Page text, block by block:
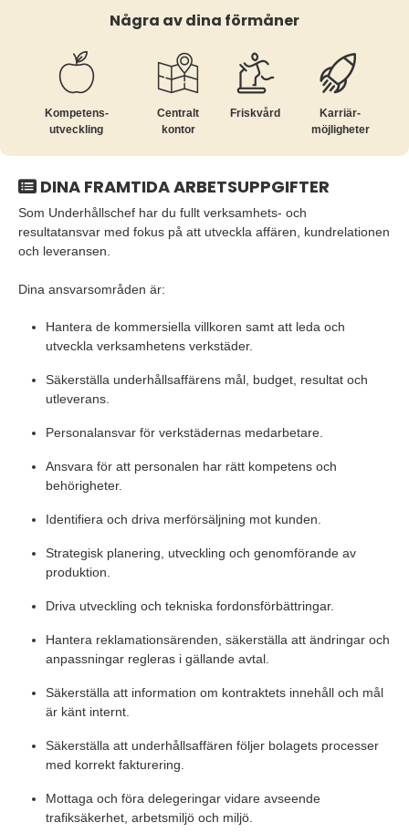
Några av dina förmåner
Kompetens­
utveckling
Centralt
kontor
Friskvård
Karriär­
möjligheter
DINA FRAMTIDA ARBETSUPPGIFTER
Som Underhållschef har du fullt verksamhets- och
resultatansvar med fokus på att utveckla affären, kundrelationen
och leveransen.
Dina ansvarsområden är:
Hantera de kommersiella villkoren samt att leda och
utveckla verksamhetens verkstäder.
Säkerställa underhållsaffärens mål, budget, resultat och
utleverans.
Personalansvar för verkstädernas medarbetare.
Ansvara för att personalen har rätt kompetens och
behörigheter.
Identifiera och driva merförsäljning mot kunden.
Strategisk planering, utveckling och genomförande av
produktion.
Driva utveckling och tekniska fordonsförbättringar.
Hantera reklamationsärenden, säkerställa att ändringar och
anpassningar regleras i gällande avtal.
Säkerställa att information om kontraktets innehåll och mål
är känt internt.
Säkerställa att underhållsaffären följer bolagets processer
med korrekt fakturering.
Mottaga och föra delegeringar vidare avseende
trafiksäkerhet, arbetsmiljö och miljö.